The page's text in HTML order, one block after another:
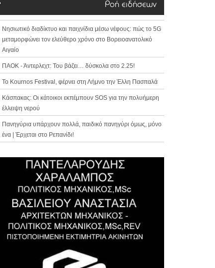
Ροή ειδήσεων
Νησιωτικό διαδίκτυο και παιχνίδια μέσω νέφους: πώς το 5G
μεταμορφώνει τον ελεύθερο χρόνο στο Βορειοανατολικό
Αιγαίο
ΠΑΟΚ - Άντερλεχτ: Του βάζει… δύσκολα στο 2.25!
Το Kournos Festival, φέρνει στη Λήμνο την Έλλη Πασπαλά
Κάσπακας: Οι κάτοικοι εκπέμπουν SOS για την πολυήμερη
έλλειψη νερού
Πανηγύρια υπάρχουν πολλά, παιδικό πανηγύρι όμως, μόνο
ένα | Έρχεται στο Ρεπανίδι!